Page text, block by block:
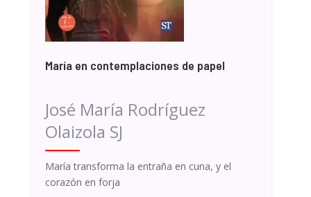
María en contemplaciones de papel
José María Rodríguez
Olaizola SJ
María transforma la entraña en cuna, y el
corazón en forja